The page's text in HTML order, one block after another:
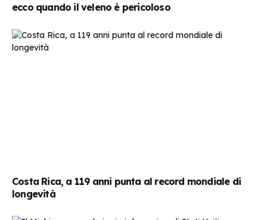
ecco quando il veleno è pericoloso
Costa Rica, a 119 anni punta al record mondiale di
longevità